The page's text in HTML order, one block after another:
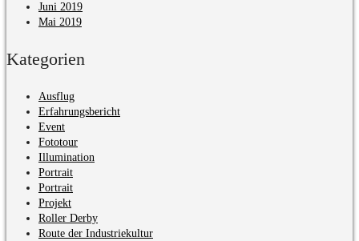
Juni 2019
Mai 2019
Kategorien
Ausflug
Erfahrungsbericht
Event
Fototour
Illumination
Portrait
Portrait
Projekt
Roller Derby
Route der Industriekultur